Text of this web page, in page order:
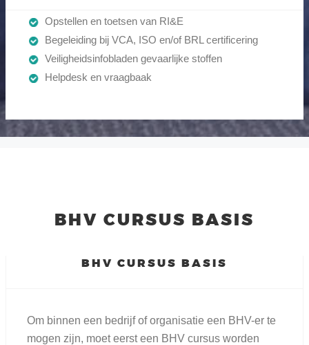
Opstellen en toetsen van RI&E
Begeleiding bij VCA, ISO en/of BRL certificering
Veiligheidsinfobladen gevaarlijke stoffen
Helpdesk en vraagbaak
BHV CURSUS BASIS
BHV CURSUS BASIS
Om binnen een bedrijf of organisatie een BHV-er te
mogen zijn, moet eerst een BHV cursus worden